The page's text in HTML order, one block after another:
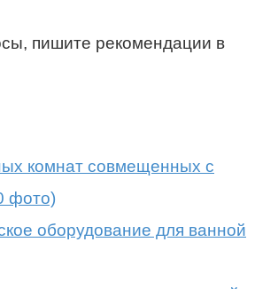
пишите рекомендации в
комнат совмещенных с
фото)
оборудование для ванной